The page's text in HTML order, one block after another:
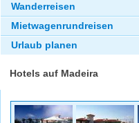
Wanderreisen
Mietwagenrundreisen
Urlaub planen
Hotels auf Madeira